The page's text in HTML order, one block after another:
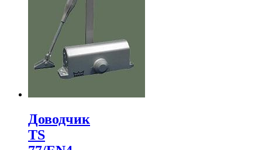
Доводчик
TS